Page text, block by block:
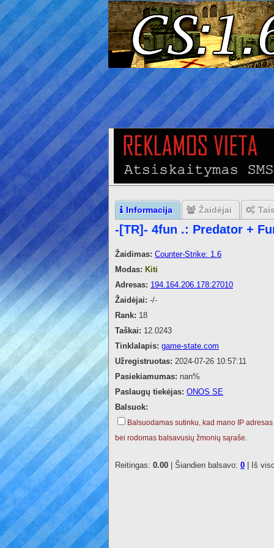
Informacija Žaidėjai
-[TR]- 4fun .: Predator +
Žaidimas: Counter-Strike: 1.6
Modas: Kiti
Adresas: 194.164.206.178:27010
Žaidėjai: -/-
Rank: 18
Taškai: 12.0243
Tinklalapis: game-state.com
Užregistruotas: 2024-07-26 10:57:11
Pasiekiamumas: nan%
Paslaugų tiekėjas: ONOS SE
Balsuok:
Balsuodamas sutinku, kad mano IP
bei rodomas balsavusių žmonių sąraše.
Reitingas: 0.00 | Šiandien balsavo: 0 | Iš